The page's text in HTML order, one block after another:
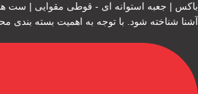
باکس | جعبه استوانه ای - قوطی مقوایی | ست
آشنا شناخته شود. با توجه به اهمیت بسته